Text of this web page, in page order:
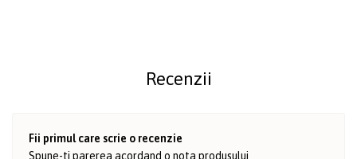
Recenzii
Fii primul care scrie o recenzie
Spune-ti parerea acordand o nota produsului